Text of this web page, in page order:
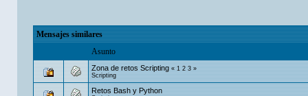
Mensajes similares
Asunto
Zona de retos Scripting «1 2 3»
Scripting
Retos Bash y Python